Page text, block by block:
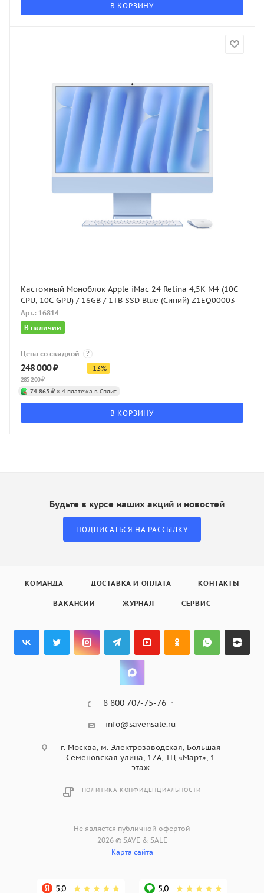
В КОРЗИНУ
Кастомный Моноблок Apple iMac 24 Retina 4,5K M4 (10C
CPU, 10C GPU) / 16GB / 1TB SSD Blue (Синий) Z1EQ00003
Арт.: 16814
В наличии
Цена со скидкой ?
248 000₽
285 200₽
-13%
74 865 ₽ × 4 платежа в Сплит
В КОРЗИНУ
Будьте в курсе наших акций и новостей
ПОДПИСАТЬСЯ НА РАССЫЛКУ
КОМАНДА ДОСТАВКА И ОПЛАТА КОНТАКТЫ
ВАКАНСИИ ЖУРНАЛ СЕРВИС
8 800 707-75-76
info@savensale.ru
г. Москва, м. Электрозаводская, Большая
Семёновская улица, 17А, ТЦ «Март», 1
этаж
ПОЛИТИКА КОНФИДЕНЦИАЛЬНОСТИ
Не является публичной офертой
2026 © SAVE & SALE
Карта сайта